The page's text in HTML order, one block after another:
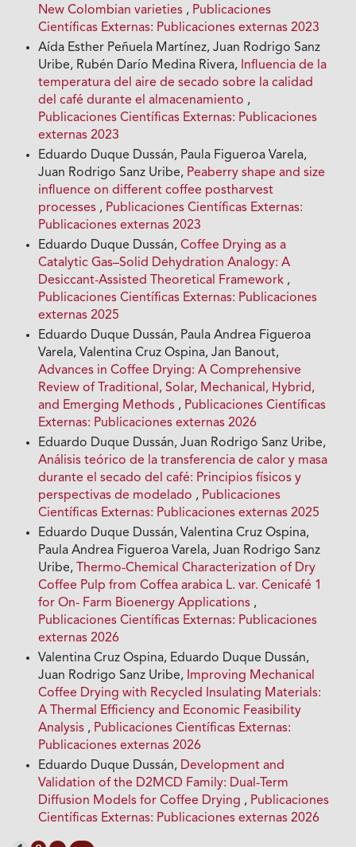
New Colombian varieties , Publicaciones
Científicas Externas: Publicaciones externas 2023
Aída Esther Peñuela Martínez, Juan Rodrigo Sanz
Uribe, Rubén Darío Medina Rivera, Influencia de la
temperatura del aire de secado sobre la calidad
del café durante el almacenamiento ,
Publicaciones Científicas Externas: Publicaciones
externas 2023
Eduardo Duque Dussán, Paula Figueroa Varela,
Juan Rodrigo Sanz Uribe, Peaberry shape and size
influence on different coffee postharvest
processes , Publicaciones Científicas Externas:
Publicaciones externas 2023
Eduardo Duque Dussán,Coffee Drying as a
Catalytic Gas–Solid Dehydration Analogy: A
Desiccant-Assisted Theoretical Framework ,
Publicaciones Científicas Externas: Publicaciones
externas 2025
Eduardo Duque Dussán, Paula Andrea Figueroa
Varela, Valentina Cruz Ospina, Jan Banout,
Advances in Coffee Drying: A Comprehensive
Review of Traditional, Solar, Mechanical, Hybrid,
and Emerging Methods , Publicaciones Científicas
Externas: Publicaciones externas 2026
Eduardo Duque Dussán, Juan Rodrigo Sanz Uribe,
Análisis teórico de la transferencia de calor y masa
durante el secado del café: Principios físicos y
perspectivas de modelado , Publicaciones
Científicas Externas: Publicaciones externas 2025
Eduardo Duque Dussán, Valentina Cruz Ospina,
Paula Andrea Figueroa Varela, Juan Rodrigo Sanz
Uribe,
Thermo-Chemical Characterization of Dry
Coffee Pulp from Coffea arabica L. var. Cenicafé 1
for On- Farm Bioenergy Applications ,
Publicaciones Científicas Externas: Publicaciones
externas 2026
Valentina Cruz Ospina, Eduardo Duque Dussán,
Juan Rodrigo Sanz Uribe, Improving Mechanical
Coffee Drying with Recycled Insulating Materials:
A Thermal Efficiency and Economic Feasibility
Analysis , Publicaciones Científicas Externas:
Publicaciones externas 2026
Eduardo Duque Dussán, Development and
Validation of the D2MCD Family: Dual-Term
Diffusion Models for Coffee Drying , Publicaciones
Científicas Externas: Publicaciones externas 2026